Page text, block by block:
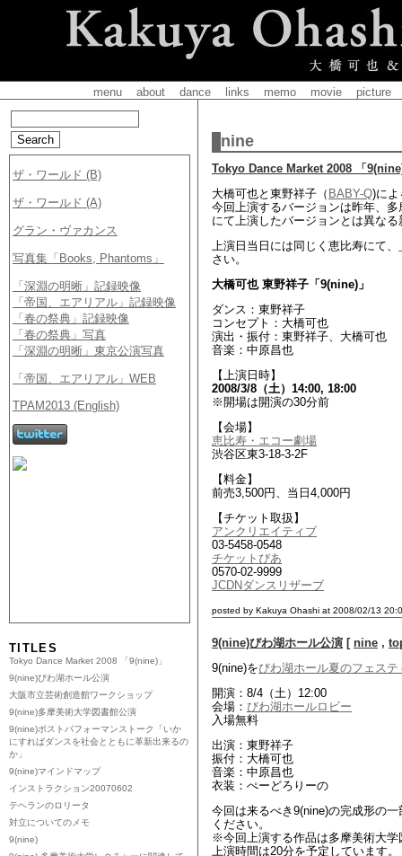
menu about dance links memo movie picture
TITLES
Tokyo Dance Market 2008 「9(nine)」
9(nine)びわ湖ホール公演
大阪市立芸術創造館ワークショップ
9(nine)多摩美術大学図書館公演
9(nine)ポストパフォーマンストーク「いか
にすればダンスを社会とともに革新出来るの
か」
9(nine)マインドマップ
インストラクション20070602
テヘランのロリータ
対立についてのメモ
9(nine)
nine
Tokyo Dance Market 2008 「
大橋可也と東野祥子（ BABY-Q)に
今回上演するバージョンは昨年、
にて上演したバージョンとは異な
上演日当日には同じく恵比寿にて、
さい。
大橋可也 東野祥子「9(nine)」
ダンス：東野祥子
コンセプト：大橋可也
演出・振付：東野祥子、大橋可也
音楽：中原昌也
【上演日時】
2008/3/8（土）14:00, 18:00
※開場は開演の30分前
【会場】
恵比寿・エコー劇場
渋谷区東3-18-3-2F
【料金】
前売3,500円、当日4,000円
【チケット取扱】
アンクリエイティブ
03-5458-0548
チケットぴあ
0570-02-9999
JCDNダンスリザーブ
posted by Kakuya Ohashi at 2008/02/13
9(nine)びわ湖ホール公演 [ nine ,
9(nine)をびわ湖ホール夏のフェス
開演：8/4（土）12:00
会場： びわ湖ホールロビー
入場無料
出演：東野祥子
振付：大橋可也
音楽：中原昌也
衣装：ぺーどろりーの
今回は来るべき9(nine)の完成形の
ください。
※今回上演する作品は多摩美術大
上演時間は20分を予定しています。